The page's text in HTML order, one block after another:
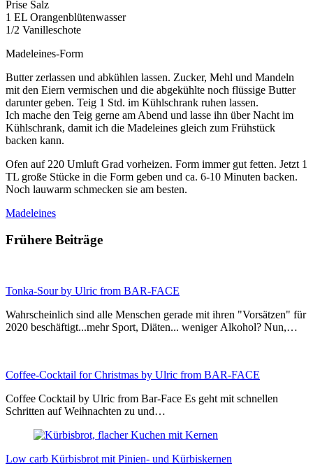
Prise Salz
1 EL Orangenblütenwasser
1/2 Vanilleschote
Madeleines-Form
Butter zerlassen und abkühlen lassen. Zucker, Mehl und Mandeln
mit den Eiern vermischen und die abgekühlte noch flüssige Butter
darunter geben. Teig 1 Std. im Kühlschrank ruhen lassen.
Ich mache den Teig gerne am Abend und lasse ihn über Nacht im
Kühlschrank, damit ich die Madeleines gleich zum Frühstück
backen kann.
Ofen auf 220 Umluft Grad vorheizen. Form immer gut fetten. Jetzt 1
TL große Stücke in die Form geben und ca. 6-10 Minuten backen.
Noch lauwarm schmecken sie am besten.
Madeleines
Frühere Beiträge
Tonka-Sour by Ulric from BAR-FACE
Wahrscheinlich sind alle Menschen gerade mit ihren "Vorsätzen" für
2020 beschäftigt...mehr Sport, Diäten... weniger Alkohol? Nun,…
Coffee-Cocktail for Christmas by Ulric from BAR-FACE
Coffee Cocktail by Ulric from Bar-Face Es geht mit schnellen
Schritten auf Weihnachten zu und…
Low carb Kürbisbrot mit Pinien- und Kürbiskernen